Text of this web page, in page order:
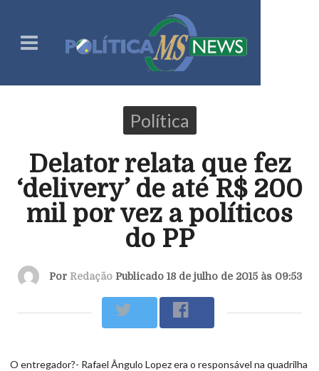
Política
Delator relata que fez
‘delivery’ de até R$ 200
mil por vez a políticos
do PP
Por RedaçãoPublicado 18 de julho de 2015 às 09:53
O entregador?- Rafael Ângulo Lopez era o responsável na quadrilha